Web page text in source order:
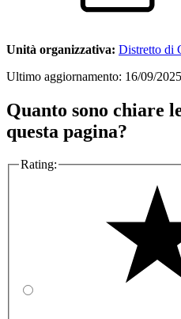
Unità organizzativa: Distretto di
Ultimo aggiornamento: 16/09/
Quanto sono chiare
questa pagina?
Rating: